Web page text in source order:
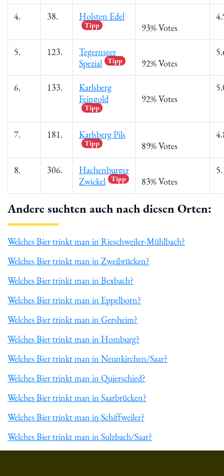
4. 38. Holsten Edel
Tipp 93% Votes
5. 123.
Tegernseer
Spezial
Tipp 92% Votes
6. 133.
Karlsberg
Feingold
Tipp
92% Votes
7. 181. Karlsberg Pils
Tipp 89% Votes
8. 306.
Hachenburger
Zwickel
Tipp 83% Votes
Andere suchten auch nach diesen Orten:
Welches Bier trinkt man in Rieschweiler-Mühlbach?
Welches Bier trinkt man in Zweibrücken?
Welches Bier trinkt man in Bexbach?
Welches Bier trinkt man in Eppelborn?
Welches Bier trinkt man in Gersheim?
Welches Bier trinkt man in Homburg?
Welches Bier trinkt man in Neunkirchen/Saar?
Welches Bier trinkt man in Quierschied?
Welches Bier trinkt man in Saarbrücken?
Welches Bier trinkt man in Schiffweiler?
Welches Bier trinkt man in Sulzbach/Saar?